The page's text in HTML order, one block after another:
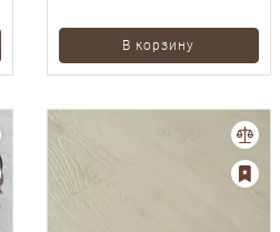
В корзину